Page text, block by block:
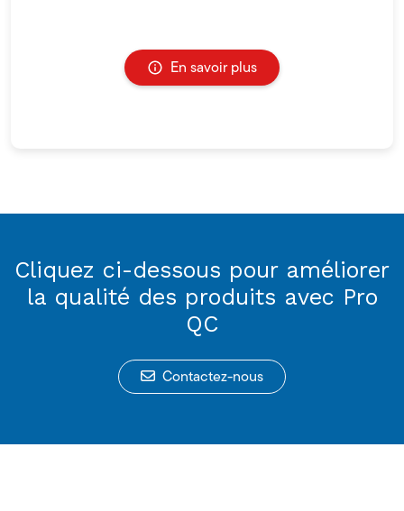
En savoir plus
Cliquez ci-dessous pour améliorer
la qualité des produits avec Pro
QC
Contactez-nous